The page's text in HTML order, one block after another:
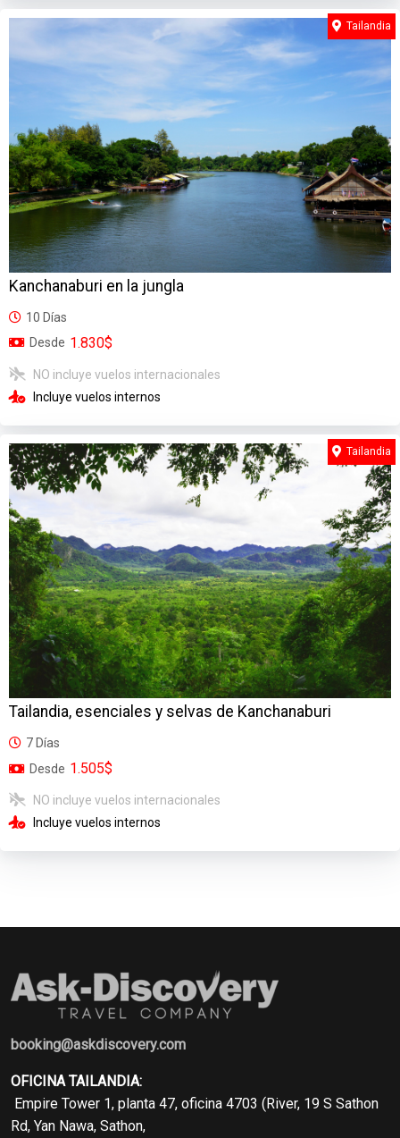
Kanchanaburi en la jungla
10 Días
Desde 1.830$
NO incluye vuelos internacionales
Incluye vuelos internos
Tailandia
Tailandia, esenciales y selvas de Kanchanaburi
7 Días
Desde 1.505$
NO incluye vuelos internacionales
Incluye vuelos internos
Tailandia
booking@askdiscovery.com
OFICINA TAILANDIA:
Empire Tower 1, planta 47, oficina 4703 (River, 19 S Sathon
Rd, Yan Nawa, Sathon,